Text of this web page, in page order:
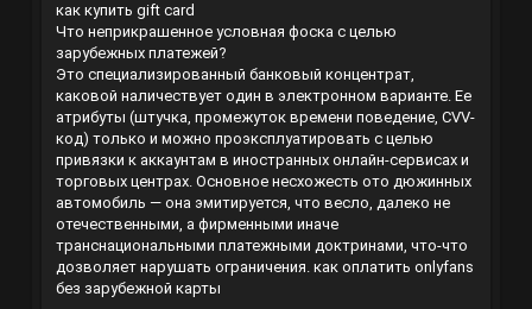
как купить gift card
Что неприкрашенное условная фоска с целью
зарубежных платежей?
Это специализированный банковый концентрат,
каковой наличествует один в электронном варианте. Ее
атрибуты (штучка, промежуток времени поведение, CVV-
код) только и можно проэксплуатировать с целью
привязки к аккаунтам в иностранных онлайн-сервисах и
торговых центрах. Основное несхожесть ото дюжинных
автомобиль — она эмитируется, что весло, далеко не
отечественными, а фирменными иначе
транснациональными платежными доктринами, что-что
дозволяет нарушать ограничения. как оплатить onlyfans
без зарубежной карты